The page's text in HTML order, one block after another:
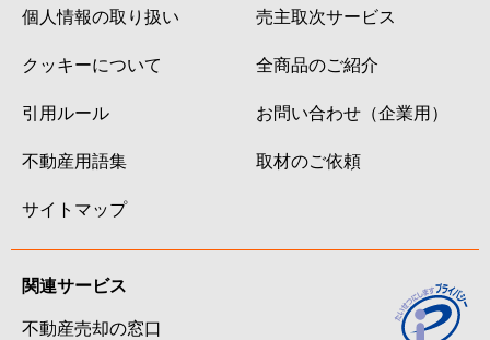
個人情報の取り扱い
クッキーについて
引用ルール
不動産用語集
サイトマップ
売主取次サービス
全商品のご紹介
お問い合わせ（企業用）
取材のご依頼
関連サービス
不動産売却の窓口